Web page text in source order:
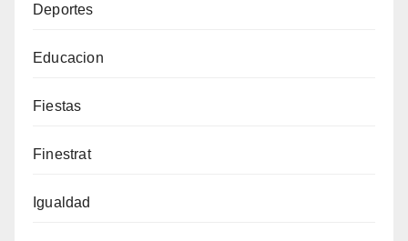
Deportes
Educacion
Fiestas
Finestrat
Igualdad